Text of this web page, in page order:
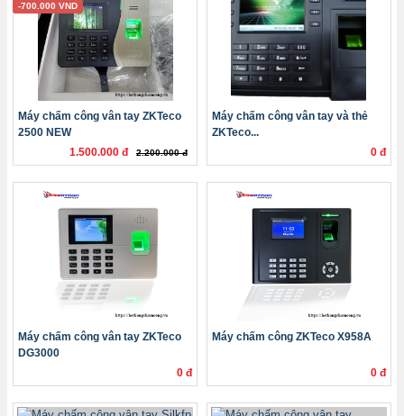
-700.000 VND
Máy chấm công vân tay ZKTeco
2500 NEW
1.500.000 đ
2.200.000 đ
Máy chấm công vân tay và thẻ
ZKTeco...
0 đ
Máy chấm công vân tay ZKTeco
DG3000
0 đ
Máy chấm công ZKTeco X958A
0 đ